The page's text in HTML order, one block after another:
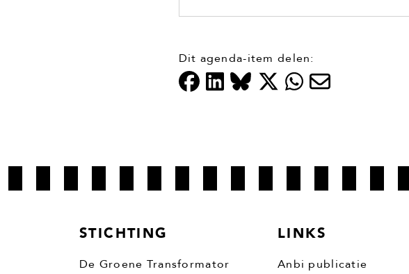
Dit agenda-item delen:
STICHTING
De Groene Transformator
LINKS
Anbi publicatie